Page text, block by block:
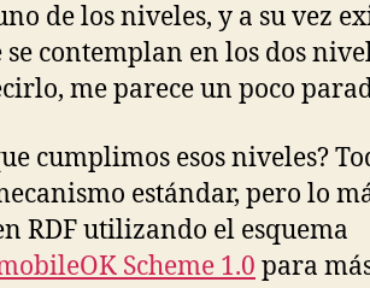
de los niveles, y a su vez
contemplan en los dos
me parece un poco
cumplimos esos niveles?
estándar, pero lo
RDF utilizando el esquema
Scheme 1.0 para